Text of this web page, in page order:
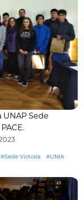
Sede
.
#Sede Victoria #UNIA